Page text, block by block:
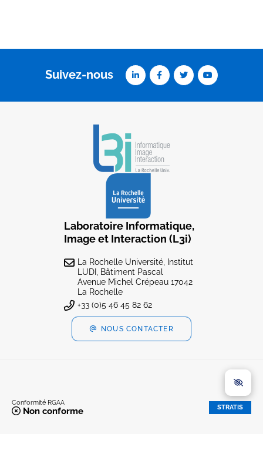
Suivez-nous
Laboratoire Informatique,
Image et Interaction (L3i)
La Rochelle Université, Institut
LUDI, Bâtiment Pascal
Avenue Michel Crépeau 17042
La Rochelle
+33 (0)5 46 45 82 62
NOUS CONTACTER
Conformité RGAA
Non conforme STRATIS